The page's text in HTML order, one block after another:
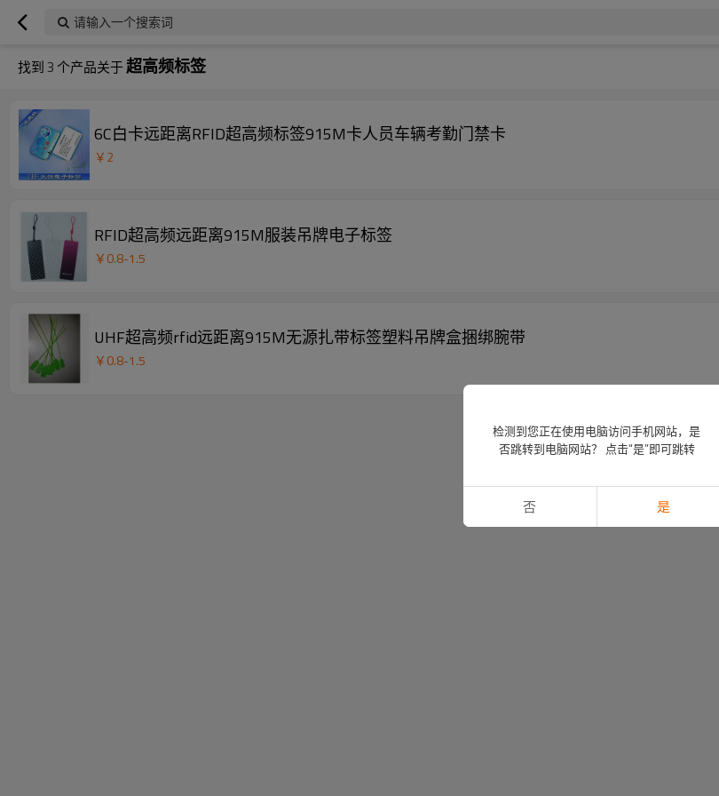
请输入一个搜索词
找到3个产品关于超高频标签
6C白卡远距离RFID超高频标签915M卡人员车辆考勤门禁卡
￥2
RFID超高频远距离915M服装吊牌电子标签
￥0.8-1.5
UHF超高频rfid远距离915M无源扎带标签塑料吊牌盒捆绑腕带
￥0.8-1.5
检测到您正在使用电脑访问手机网站，是
否跳转到电脑网站？ 点击“是”即可跳转
否 是